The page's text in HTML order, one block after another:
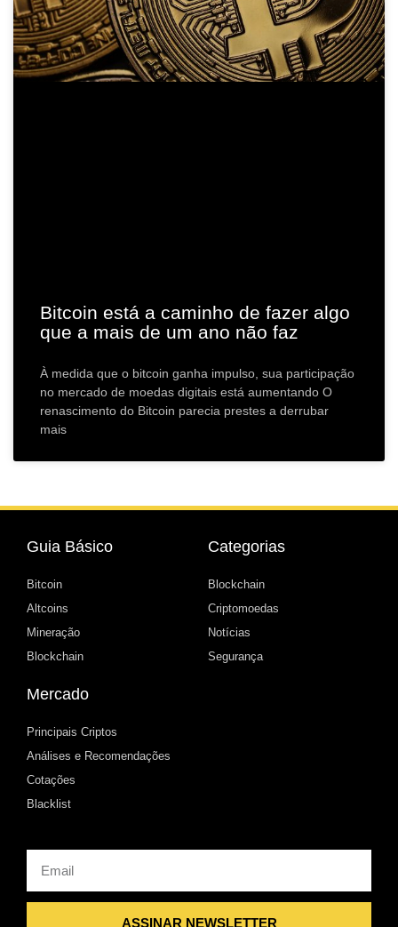
Bitcoin está a caminho de fazer algo
que a mais de um ano não faz
À medida que o bitcoin ganha impulso, sua participação
no mercado de moedas digitais está aumentando O
renascimento do Bitcoin parecia prestes a derrubar
mais
Guia Básico
Bitcoin
Altcoins
Mineração
Blockchain
Categorias
Blockchain
Criptomoedas
Notícias
Segurança
Mercado
Principais Criptos
Análises e Recomendações
Cotações
Blacklist
ASSINAR NEWSLETTER